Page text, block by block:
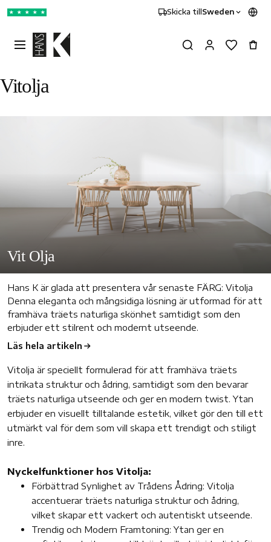
★ ★ ★ ★ ★ Skicka till Sweden
Vitolja
Vit Olja
Hans K är glada att presentera vår senaste FÄRG: Vitolja
Denna eleganta och mångsidiga lösning är utformad för att
framhäva träets naturliga skönhet samtidigt som den
erbjuder ett stilrent och modernt utseende.
Läs hela artikeln
Vitolja är speciellt formulerad för att framhäva träets
intrikata struktur och ådring, samtidigt som den bevarar
träets naturliga utseende och ger en modern twist. Ytan
erbjuder en visuellt tilltalande estetik, vilket gör den till ett
utmärkt val för dem som vill skapa ett trendigt och stiligt
inre.
Nyckelfunktioner hos Vitolja:
Förbättrad Synlighet av Trådens Ådring: Vitolja
accentuerar träets naturliga struktur och ådring,
vilket skapar ett vackert och autentiskt utseende.
Trendig och Modern Framtoning: Ytan ger en